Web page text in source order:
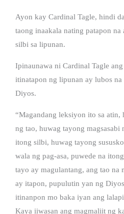
Ayon kay Cardinal Tagle, hindi
taong inaakala nating patapon na
silbi sa lipunan.
Ipinaunawa ni Cardinal Tagle
itinatapon ng lipunan ay lubos na
Diyos.
“Magandang leksiyon ito sa
ng tao, huwag tayong magsasabi
itong silbi, huwag tayong
wala ng pag-asa, puwede na
tayo ay magulantang, ang tao na
ay itapon, pupulutin yan ng
itinanpon mo baka iyan ang
Kaya iiwasan ang magmaliit ng